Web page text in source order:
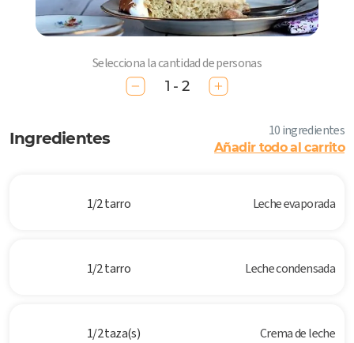
Selecciona la cantidad de personas
1 - 2
Ingredientes 10 ingredientes
Añadir todo al carrito
1/2 tarro Leche evaporada
1/2 tarro Leche condensada
1/2 taza(s) Crema de leche